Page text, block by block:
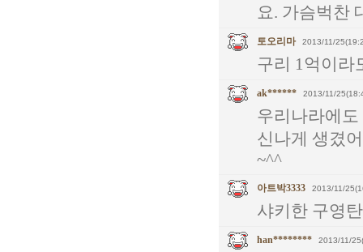
요. 가슴벅찬
토오리마 2013/11/
구리 1억이라
ak****** 2013/11/
우리나라에
신나게 생겼
~^^
아트박3333 2013/11/
샤키한 구영
han******** 2013/11/